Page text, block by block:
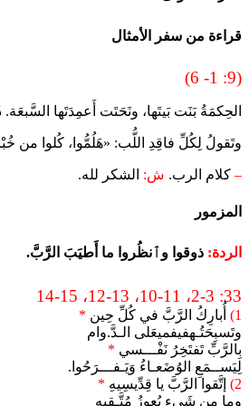
قراءة من سفر الأمثال
(9: 1- 6)
الحِكمَةُ بَنَت بَيتَها، ونَحَتَت أَعمِدَتَها
وتَقولُ لِكُلِّ فاقِدِ اللُّب: «هَلُمُّوا، كُلوا من
– كلام الرب. ش: الشكر لله.
المزمور
الردة: ذوقوا وٱنظُروا ما أَطيَبَ الرَّبَّ.
33: 2-3، 10-11، 12-13، 14-15
1) أُبارِكُ الرَّبَّ في كُلِّ حِين *
وتَسبِحَتُـهفيفميعَلى الـدَّ.وام
بِالرَّبِّ تَفتَخِرُ نَفْـــسي *
لِيَســمَعِ الوُضَعـاءُ وَيَـفـــرَحُوا.
2)
إتَّقوا الرَّبَّ يا قِدِّيسِيهِ *
وما مِن شَيءٍ يُعوِزُ مُتَّـقِيهِ